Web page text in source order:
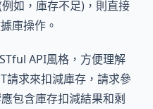
如，庫存不足)，則直接
庫操作。
API風格，方便理解
請求來扣減庫存，請求參
包含庫存扣減結果和剩